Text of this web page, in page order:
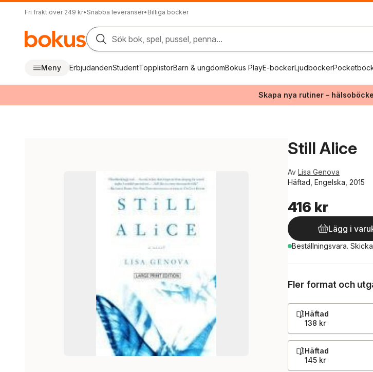
Fri frakt över 249 kr• Snabba leveranser• Billiga böcker
Sök bok, spel, pussel, penna...
Meny ErbjudandenStudentTopplistorBarn & ungdomBokus PlayE-böckerLjudböcker
Skapa nya rutiner –
Still Alice
Av Lisa Genova
Häftad, Engelska, 2015
416 kr
Lägg i
Beställningsvara.
Fler format och
Häftad
138 kr
Häftad
145 kr